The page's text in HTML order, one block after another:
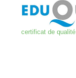
certificat de qualité